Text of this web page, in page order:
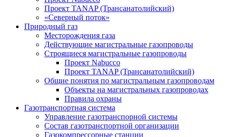
Проект TANAP (Трансанатолийский)
«Северный поток»
Природный газ
Месторождения газа
Действующие магистральные газопроводы
Строящиеся магистральные газопроводы
Проект Nabucco
Проект TANAP (Трансанатолийский)
Общие понятия по магистральным газопроводам
Объекты на магистральных газопроводах
Правила охраны
Газотранспортная система
Управление газотранспорной системы
Состав газотранспортной организации
Газокомпрессорные станции